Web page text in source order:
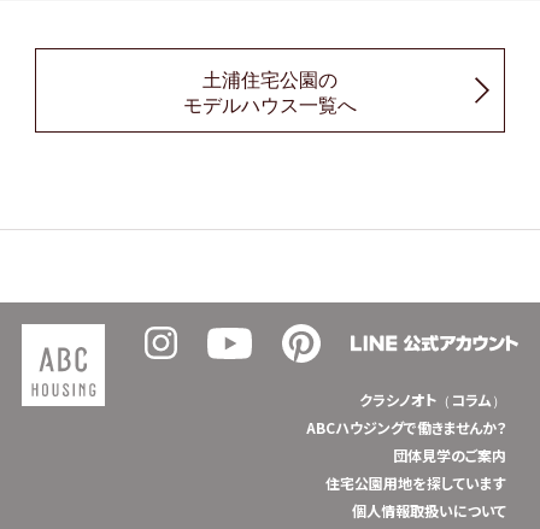
土浦住宅公園の
モデルハウス一覧へ
クラシノオト（コラム）
ABCハウジングで働きませんか？
団体見学のご案内
住宅公園用地を探しています
個人情報取扱いについて